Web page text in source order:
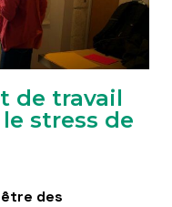
de travail
stress de
des